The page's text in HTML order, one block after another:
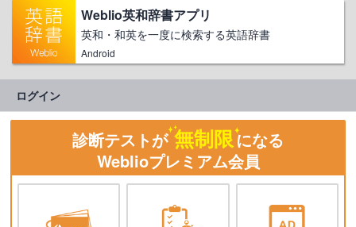
Weblio英和辞書アプリ
英和・和英を一度に検索する英語辞書
Android
ログイン
診断テストが 無制限になる
Weblioプレミアム会員